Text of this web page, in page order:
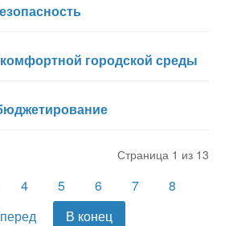
городской среды
Страница 1 из 13
4 5 6 7
8
В конец